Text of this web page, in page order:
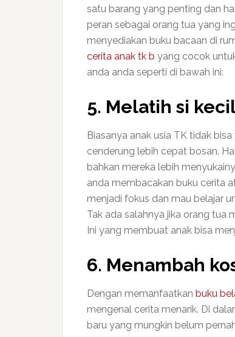
satu barang yang penting dan
peran sebagai orang tua yang
menyediakan buku bacaan di
cerita anak tk b yang cocok
anda anda seperti di bawah ini:
5. Melatih si
Biasanya anak usia TK tidak
cenderung lebih cepat bosan.
bahkan mereka lebih
anda membacakan buku cerita
menjadi fokus dan mau belajar
Tak ada salahnya jika orang tua
Ini yang membuat anak bisa
6. Menambah
Dengan memanfaatkan buku
mengenal cerita menarik. Di
baru yang mungkin belum